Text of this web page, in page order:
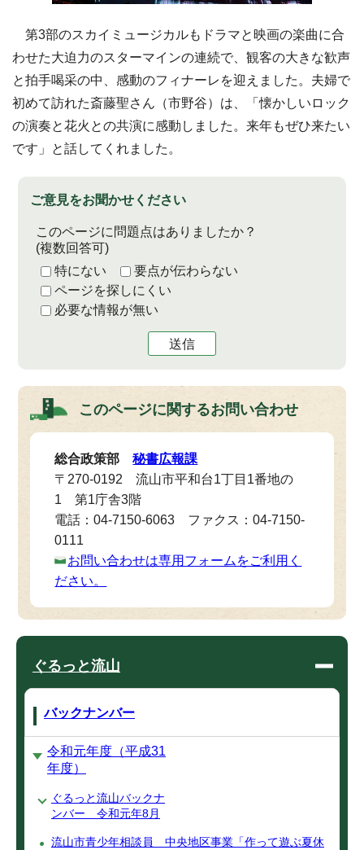
第3部のスカイミュージカルもドラマと映画の楽曲に合
わせた大迫力のスターマインの連続で、観客の大きな歓声
と拍手喝采の中、感動のフィナーレを迎えました。夫婦で
初めて訪れた斎藤聖さん（市野谷）は、「懐かしいロック
の演奏と花火との共演に感動しました。来年もぜひ来たい
です」と話してくれました。
ご意見をお聞かせください
このページに問題点はありましたか？
(複数回答可)
特にない
要点が伝わらない
ページを探しにくい
必要な情報が無い
送信
このページに関するお問い合わせ
総合政策部秘書広報課
〒270-0192 流山市平和台1丁目1番地の
1 第1庁舎3階
電話：04-7150-6063 ファクス：04-7150-
0111
お問い合わせは専用フォームをご利用く
ださい。
ぐるっと流山
バックナンバー
令和元年度（平成31
年度）
ぐるっと流山バックナ
ンバー 令和元年8月
流山市青少年相談員 中央地区事業「作って遊ぶ夏休